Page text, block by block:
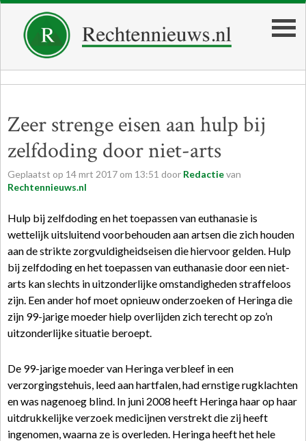
Zeer strenge eisen aan hulp bij
zelfdoding door niet-arts
Geplaatst op 14mrt 2017 om 13:51 door Redactievan
Rechtennieuws.nl
Hulp bij zelfdoding en het toepassen van euthanasie is
wettelijk uitsluitend voorbehouden aan artsen die zich houden
aan de strikte zorgvuldigheidseisen die hiervoor gelden. Hulp
bij zelfdoding en het toepassen van euthanasie door een niet-
arts kan slechts in uitzonderlijke omstandigheden straffeloos
zijn. Een ander hof moet opnieuw onderzoeken of Heringa die
zijn 99-jarige moeder hielp overlijden zich terecht op zo’n
uitzonderlijke situatie beroept.
De 99-jarige moeder van Heringa verbleef in een
verzorgingstehuis, leed aan hartfalen, had ernstige rugklachten
en was nagenoeg blind. In juni 2008 heeft Heringa haar op haar
uitdrukkelijke verzoek medicijnen verstrekt die zij heeft
ingenomen, waarna ze is overleden. Heringa heeft het hele